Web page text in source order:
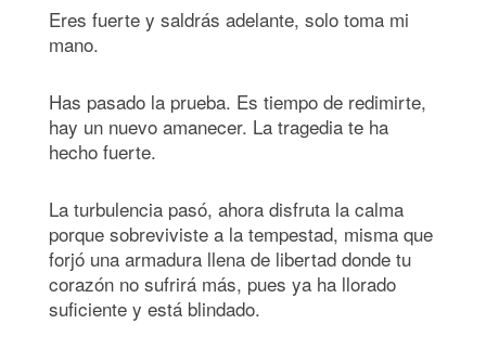
Eres fuerte y saldrás adelante, solo toma mi
mano.
Has pasado la prueba. Es tiempo de redimirte,
hay un nuevo amanecer. La tragedia te ha
hecho fuerte.
La turbulencia pasó, ahora disfruta la calma
porque sobreviviste a la tempestad, misma que
forjó una armadura llena de libertad donde tu
corazón no sufrirá más, pues ya ha llorado
suficiente y está blindado.